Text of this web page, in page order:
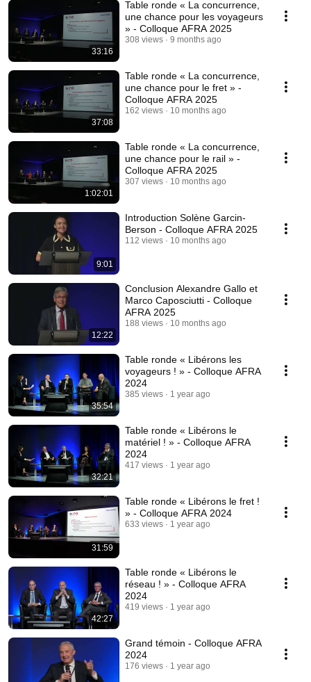
33:16
Table ronde « La concurrence,
une chance pour les voyageurs
» - Colloque AFRA 2025
308 views 9 months ago
37:08
Table ronde « La concurrence,
une chance pour le fret » -
Colloque AFRA 2025
162 views 10 months ago
1:02:01
Table ronde « La concurrence,
une chance pour le rail » -
Colloque AFRA 2025
307 views 10 months ago
9:01
Introduction Solène Garcin-
Berson - Colloque AFRA 2025
112 views 10 months ago
12:22
Conclusion Alexandre Gallo et
Marco Caposciutti - Colloque
AFRA 2025
188 views 10 months ago
35:54
Table ronde « Libérons les
voyageurs ! » - Colloque AFRA
2024
385 views 1 year ago
32:21
Table ronde « Libérons le
matériel ! » - Colloque AFRA
2024
417 views 1 year ago
31:59
Table ronde « Libérons le fret !
» - Colloque AFRA 2024
633 views 1 year ago
42:27
Table ronde « Libérons le
réseau ! » - Colloque AFRA
2024
419 views 1 year ago
Grand témoin - Colloque AFRA
2024
176 views 1 year ago